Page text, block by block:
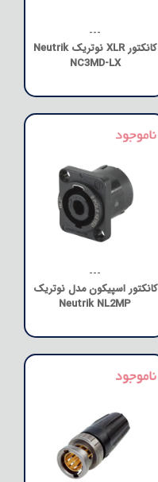
---
کانکتور XLR نوتریک Neutrik
NC3MD-LX
---
کانکتور اسپیکون مدل نوتریک
Neutrik NL2MP